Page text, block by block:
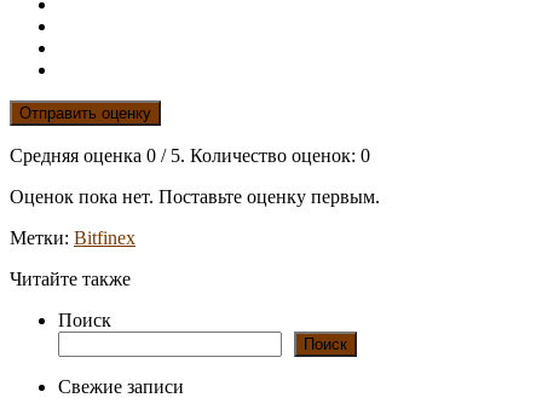
Отправить оценку
Средняя оценка 0 / 5. Количество оценок: 0
Оценок пока нет. Поставьте оценку первым.
Метки: Bitfinex
Читайте также
Поиск
Поиск
Свежие записи